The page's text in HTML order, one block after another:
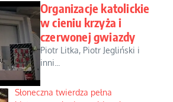
Organizacje katolickie
w cieniu krzyża i
czerwonej gwiazdy
Piotr Litka, Piotr Jegliński i
inni...